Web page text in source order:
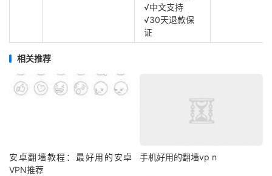
√中文支持
√30天退款保
证
相关推荐
安卓翻墙教程：最好用的安卓
VPN推荐
手机好用的翻墙vp n